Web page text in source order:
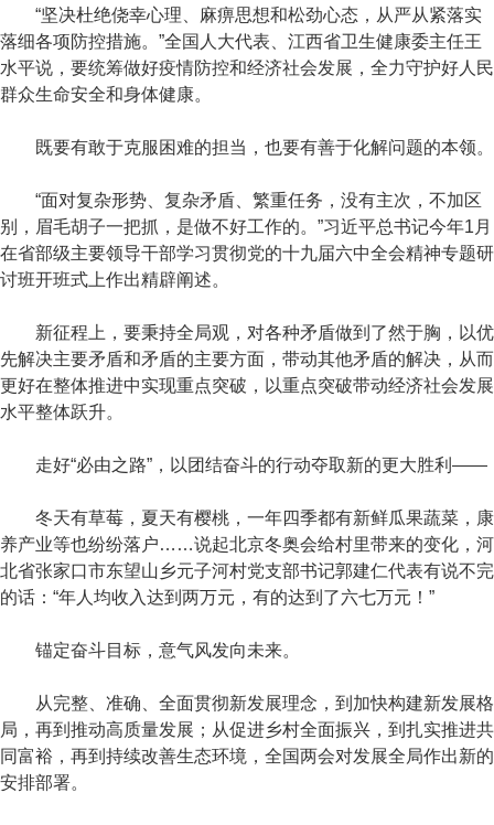
“坚决杜绝侥幸心理、麻痹思想和松劲心态，从严从紧落实
落细各项防控措施。”全国人大代表、江西省卫生健康委主任王
水平说，要统筹做好疫情防控和经济社会发展，全力守护好人民
群众生命安全和身体健康。
既要有敢于克服困难的担当，也要有善于化解问题的本领。
“面对复杂形势、复杂矛盾、繁重任务，没有主次，不加区
别，眉毛胡子一把抓，是做不好工作的。”习近平总书记今年1月
在省部级主要领导干部学习贯彻党的十九届六中全会精神专题研
讨班开班式上作出精辟阐述。
新征程上，要秉持全局观，对各种矛盾做到了然于胸，以优
先解决主要矛盾和矛盾的主要方面，带动其他矛盾的解决，从而
更好在整体推进中实现重点突破，以重点突破带动经济社会发展
水平整体跃升。
走好“必由之路”，以团结奋斗的行动夺取新的更大胜利——
冬天有草莓，夏天有樱桃，一年四季都有新鲜瓜果蔬菜，康
养产业等也纷纷落户……说起北京冬奥会给村里带来的变化，河
北省张家口市东望山乡元子河村党支部书记郭建仁代表有说不完
的话：“年人均收入达到两万元，有的达到了六七万元！”
锚定奋斗目标，意气风发向未来。
从完整、准确、全面贯彻新发展理念，到加快构建新发展格
局，再到推动高质量发展；从促进乡村全面振兴，到扎实推进共
同富裕，再到持续改善生态环境，全国两会对发展全局作出新的
安排部署。